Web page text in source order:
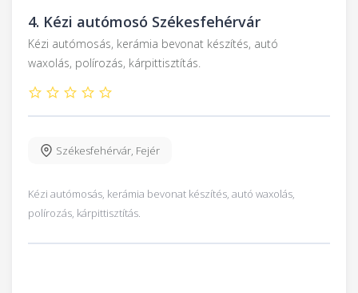
4. Kézi autómosó Székesfehérvár
Kézi autómosás, kerámia bevonat készítés, autó
waxolás, polírozás, kárpittisztítás.
Székesfehérvár Fejér
Kézi autómosás, kerámia bevonat készítés, autó waxolás,
polírozás, kárpittisztítás.